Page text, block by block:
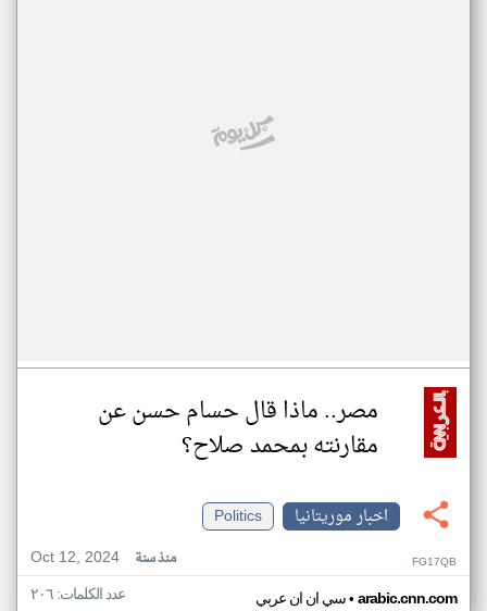
مصر.. ماذا قال حسام حسن عن
مقارنته بمحمد صلاح؟
اخبار موريتانيا
Politics
Oct 12, 2024
منذ سنة FG17QB
سي ان ان عربي• arabic.cnn.com عدد الكلمات: ٢٠٦